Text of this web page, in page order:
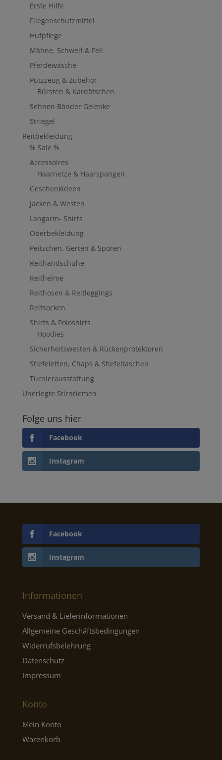
Erste Hilfe
Fliegenschutzmittel
Hufpflege
Mähne, Schweif & Fell
Pferdewäsche
Putzzeug & Zubehör
Bürsten & Kardätschen
Sehnen Bänder Gelenke
Striegel
Reitbekleidung
% Sale %
Accessoires
Haarnetze & Haarspangen
Geschenkideen
Jacken & Westen
Langarm- Shirts
Oberbekleidung
Peitschen, Gerten & Sporen
Reithandschuhe
Reithelme
Reithosen & Reitleggings
Reitsocken
Shirts & Poloshirts
Hoodies
Sicherheitswesten & Rückenprotektoren
Stiefeletten, Chaps & Stiefeltaschen
Turnierausstattung
Unerlegte Stirnriemen
Folge uns hier
Facebook
Instagram
Facebook
Instagram
Informationen
Versand & Lieferinformationen
Allgemeine Geschäftsbedingungen
Widerrufsbelehrung
Datenschutz
Impressum
Konto
Mein Konto
Warenkorb